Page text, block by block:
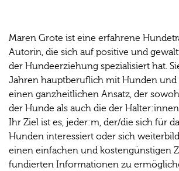
Maren Grote ist eine erfahrene
Autorin, die sich auf positive und
der Hundeerziehung spezialisiert hat.
Jahren hauptberuflich mit Hunden und
einen ganzheitlichen Ansatz, der
der Hunde als auch die der
Ihr Ziel ist es, jeder:m, der/die sich für
Hunden interessiert oder sich
einen einfachen und kostengünstigen
fundierten Informationen zu